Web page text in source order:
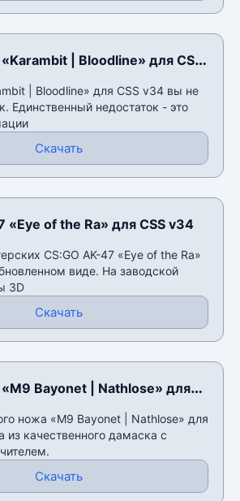
| Bloodline» для CSS
| Bloodline» для CSS v34 вы не
Единственный недостаток - это
Скачать
of the Ra» для CSS v34
CS:GO AK-47 «Eye of the Ra»
виде. На заводской
3D
Скачать
Bayonet | Nathlose» для
ножа «M9 Bayonet | Nathlose» для
из качественного дамаска с
Скачать